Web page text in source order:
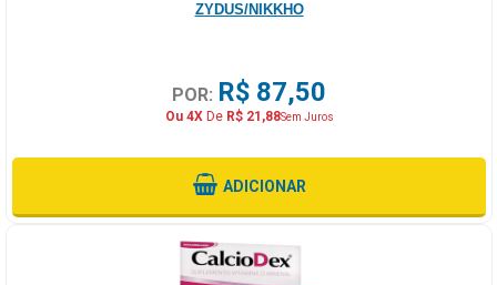
ZYDUS/NIKKHO
POR: R$ 87,50
Ou 4XDe R$ 21,88Sem Juros
ADICIONAR